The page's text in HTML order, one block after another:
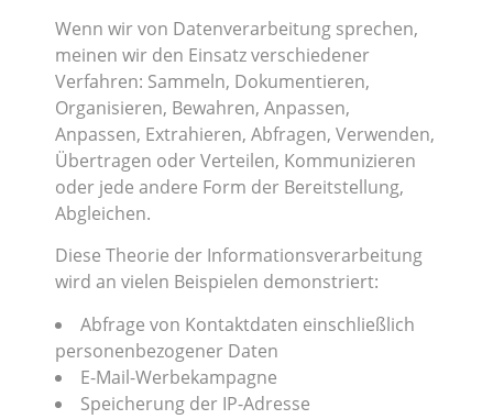
Wenn wir von Datenverarbeitung sprechen,
meinen wir den Einsatz verschiedener
Verfahren: Sammeln, Dokumentieren,
Organisieren, Bewahren, Anpassen,
Anpassen, Extrahieren, Abfragen, Verwenden,
Übertragen oder Verteilen, Kommunizieren
oder jede andere Form der Bereitstellung,
Abgleichen.
Diese Theorie der Informationsverarbeitung
wird an vielen Beispielen demonstriert:
Abfrage von Kontaktdaten einschließlich
personenbezogener Daten
E-Mail-Werbekampagne
Speicherung der IP-Adresse